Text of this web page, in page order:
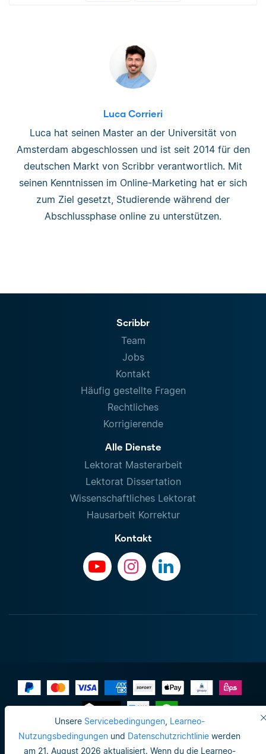
Unsere Servicebedingungen, Learneo-
Nutzungsbedingungen und Datenschutzrichtlinie werden
am 21. August 2026 aktualisiert. Wenn du die Learneo-
Luca Corrieri
Luca hat seinen Master an der Universität von
Amsterdam abgeschlossen und ist seit 2014 für den
deutschen Markt von Scribbr verantwortlich. Mit
seinen Kenntnissen im Online-Marketing hat er sich
zum Ziel gesetzt, Studierende während der
Abschlussphase online zu unterstützen.
Scribbr
Team
Jobs
Kontakt
Häufig gestellte Fragen
Rechtliches
Korrigierende
Alle Dienste
Lektorat Masterarbeit
Lektorat Dissertation
Wissenschaftliches Lektorat
Hausarbeit Korrektur
Kontakt
Impressum